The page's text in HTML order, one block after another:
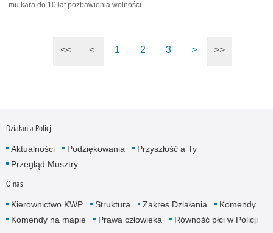
mu kara do 10 lat pozbawienia wolności.
<< < 1 2 3 > >>
Działania Policji
Aktualności Podziękowania
Przyszłość a Ty
Przegląd Musztry
O nas
Kierownictwo KWP Struktura Zakres Działania
Komendy
Komendy na mapie
Prawa człowieka Równość płci w Policji